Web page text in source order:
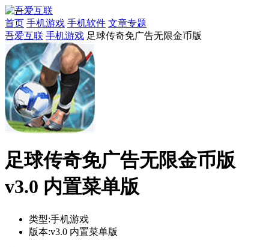
首页 手机游戏 手机软件 文章专题
吾爱互联 手机游戏 足球传奇免广告无限金币版
足球传奇免广告无限金币版
v3.0 内置菜单版
类型:手机游戏
版本:v3.0 内置菜单版